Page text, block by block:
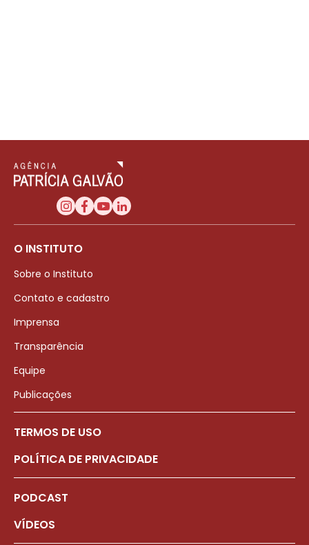
O INSTITUTO
Sobre o Instituto
Contato e cadastro
Imprensa
Transparência
Equipe
Publicações
TERMOS DE USO
POLÍTICA DE PRIVACIDADE
PODCAST
VÍDEOS